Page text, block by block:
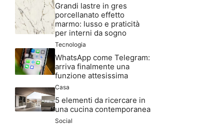
Grandi lastre in gres
porcellanato effetto
marmo: lusso e praticità
per interni da sogno
Tecnologia
WhatsApp come Telegram:
arriva finalmente una
funzione attesissima
Casa
5 elementi da ricercare in
una cucina contemporanea
Social